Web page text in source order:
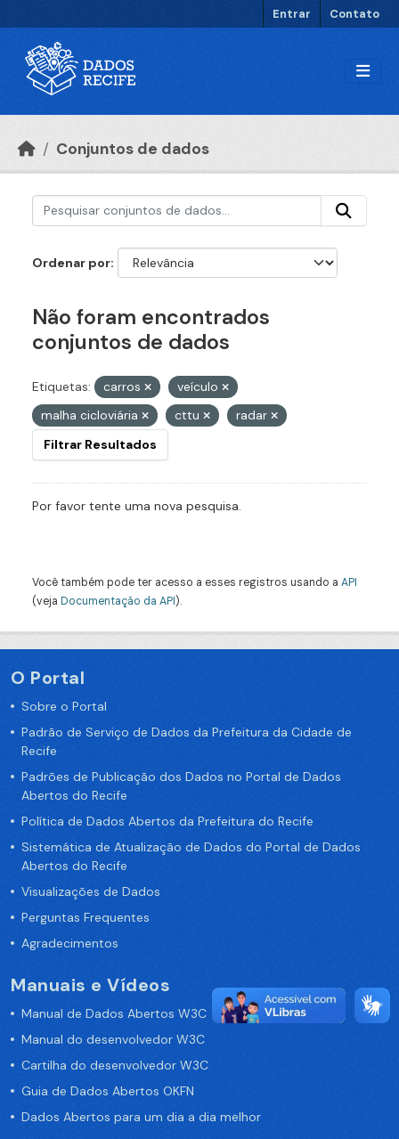
Entrar Contato
Conjuntos de dados
Ordenar por
Não foram encontrados
conjuntos de dados
Etiquetas: carros
veículo
malha cicloviária
cttu
radar
Filtrar Resultados
Por favor tente uma nova pesquisa.
Você também pode ter acesso a esses registros usando a API
(veja Documentação da API).
O Portal
Sobre o Portal
Padrão de Serviço de Dados da Prefeitura da Cidade de
Recife
Padrões de Publicação dos Dados no Portal de Dados
Abertos do Recife
Política de Dados Abertos da Prefeitura do Recife
Sistemática de Atualização de Dados do Portal de Dados
Abertos do Recife
Visualizações de Dados
Perguntas Frequentes
Agradecimentos
Manuais e Vídeos
Manual de Dados Abertos W3C
Manual do desenvolvedor W3C
Cartilha do desenvolvedor W3C
Guia de Dados Abertos OKFN
Dados Abertos para um dia a dia melhor